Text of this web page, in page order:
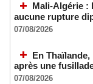
Mali-Algérie :
aucune rupture
07/08/2026
En
après une
07/08/2026